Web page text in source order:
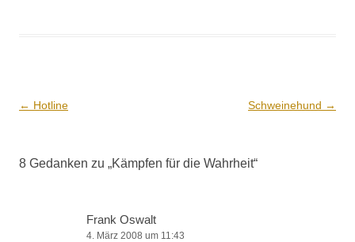
Beitrags-
← Hotline Schweinehund →
8 Gedanken zu „Kämpfen für die Wahrheit“
Frank Oswalt
4. März 2008 um 11:43